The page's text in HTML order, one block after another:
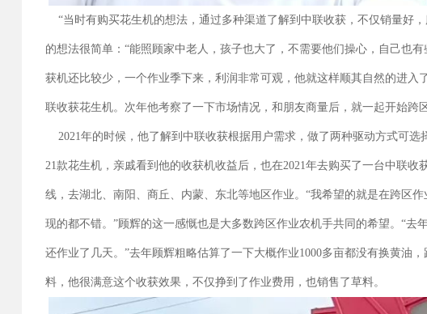
“当时有购买花生机的想法，通过多种渠道了解到中联收获，不仅销量好
的想法很简单：“能照顾家中老人，孩子也大了，不需要他们操心，自己也
获机还比较少，一个作业季下来，利润非常可观，他就这样顺其自然的进
联收获花生机。次年他考察了一下市场情况，和朋友商量后，就一起开始跨
2021年的时候，他了解到中联收获根据用户需求，做了两种驱动方式可
21款花生机，亲戚看到他的收获机收益后，也在2021年去购买了一台中联
线，去湖北、南阳、商丘、内蒙、东北等地区作业。“我希望的就是在跨区
现的都不错。”顾辉的这一感慨也是大多数跨区作业农机手共同的希望。“
还作业了几天。”去年顾辉粗略估算了一下大概作业1000多亩都没有换黄油
料，他很满意这个收获效果，不仅挣到了作业费用，也销售了草料。